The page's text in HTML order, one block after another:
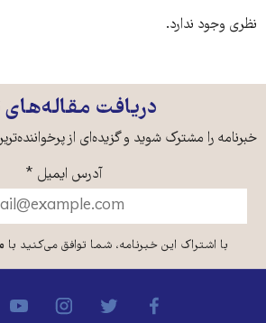
نظری وجود ندارد.
دریافت مقاله‌های
خبرنامه را مشترک شوید و گزیده‌ای از
آدرس ایمیل *
با اشتراک این خبرنامه، شما توافق می‌کنید با